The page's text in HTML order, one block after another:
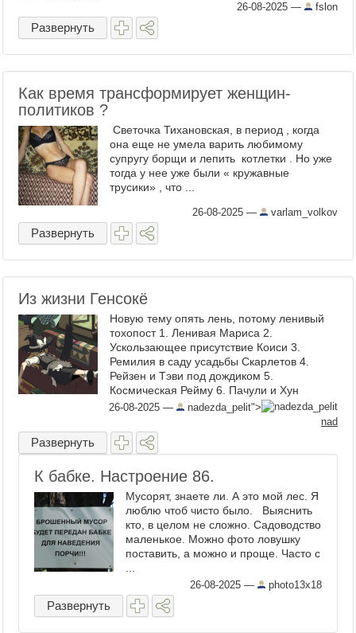
26-08-2025 — fslon
Развернуть
Как время трансформирует женщин-
политиков ?
Светочка Тихановская, в период , когда
она еще не умела варить любимому
супругу борщи и лепить котлетки . Но уже
тогда у нее уже были « кружавные
трусики» , что ...
26-08-2025 — varlam_volkov
Развернуть
Из жизни Генсокё
Новую тему опять лень, потому ленивый
тохопост 1. Ленивая Мариса 2.
Ускользающее присутствие Коиси 3.
Ремилия в саду усадьбы Скарлетов 4.
Рейзен и Тэви под дождиком 5.
Космическая Рейму 6. Пачули и Хун
Мейлин 7. Еики-сама 8. Небесная Рейму 9.
26-08-2025 —
nadezda_pelit">
nad
Развернуть
К бабке. Настроение 86.
Мусорят, знаете ли. А это мой лес. Я
люблю чтоб чисто было. Выяснить
кто, в целом не сложно. Садоводство
маленькое. Можно фото ловушку
поставить, а можно и проще. Часто с
26-08-2025 — photo13x18
Развернуть